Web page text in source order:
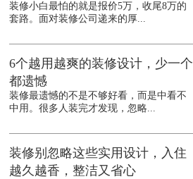
装修小白最怕的就是报价5万，收尾8万的
套路。面对装修公司递来的厚...
6个越用越爽的装修设计，少一个
都遗憾
装修最遗憾的不是不够好看，而是中看不
中用。很多人装完才发现，忽略...
装修别忽略这些实用设计，入住
越久越香，整洁又省心